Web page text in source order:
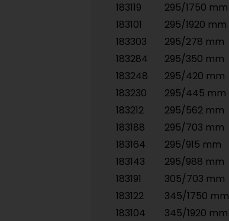
183119
295/1750 mm
183101
295/1920 mm
183303
295/278 mm
183284
295/350 mm
183248
295/420 mm
183230
295/445 mm
183212
295/562 mm
183188
295/703 mm
183164
295/915 mm
183143
295/988 mm
183191
305/703 mm
183122
345/1750 mm
183104
345/1920 mm